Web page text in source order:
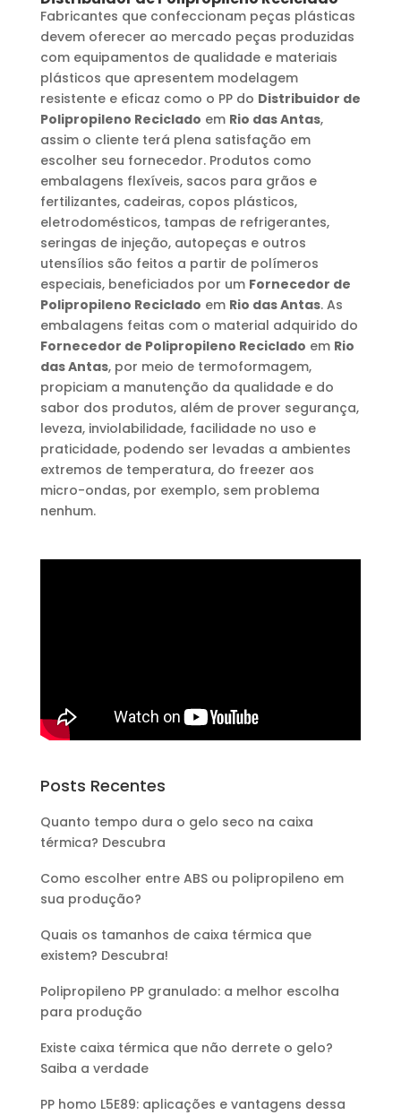
Fabricantes que confeccionam peças plásticas
devem oferecer ao mercado peças produzidas
com equipamentos de qualidade e materiais
plásticos que apresentem modelagem
resistente e eficaz como o PP do Distribuidor de
Polipropileno Reciclado em Rio das Antas,
assim o cliente terá plena satisfação em
escolher seu fornecedor. Produtos como
embalagens flexíveis, sacos para grãos e
fertilizantes, cadeiras, copos plásticos,
eletrodomésticos, tampas de refrigerantes,
seringas de injeção, autopeças e outros
utensílios são feitos a partir de polímeros
especiais, beneficiados por um Fornecedor de
Polipropileno Reciclado em Rio das Antas. As
embalagens feitas com o material adquirido do
Fornecedor de Polipropileno Reciclado em Rio
das Antas, por meio de termoformagem,
propiciam a manutenção da qualidade e do
sabor dos produtos, além de prover segurança,
leveza, inviolabilidade, facilidade no uso e
praticidade, podendo ser levadas a ambientes
extremos de temperatura, do freezer aos
micro-ondas, por exemplo, sem problema
nenhum.
Posts Recentes
Quanto tempo dura o gelo seco na caixa
térmica? Descubra
Como escolher entre ABS ou polipropileno em
sua produção?
Quais os tamanhos de caixa térmica que
existem? Descubra!
Polipropileno PP granulado: a melhor escolha
para produção
Existe caixa térmica que não derrete o gelo?
Saiba a verdade
PP homo L5E89: aplicações e vantagens dessa